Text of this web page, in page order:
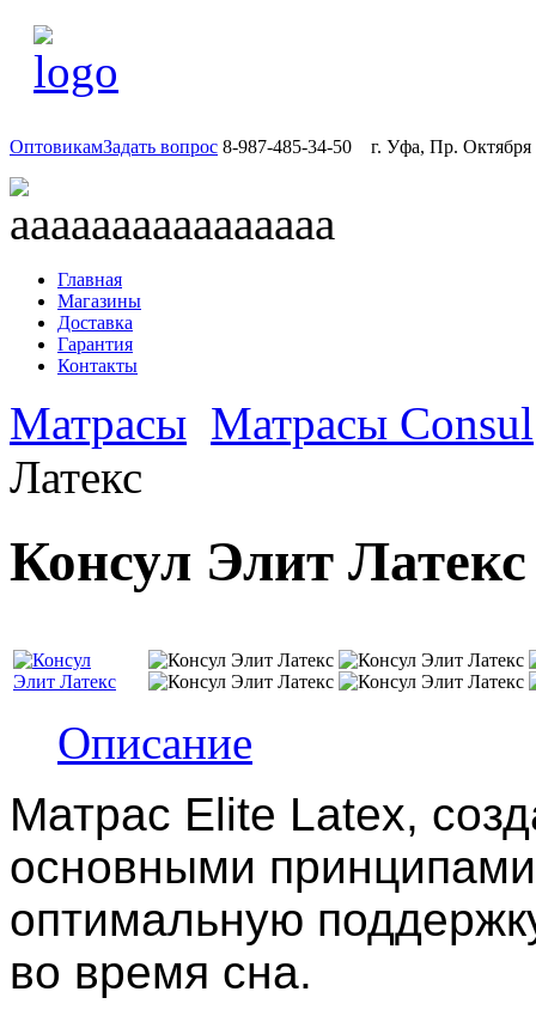
ОптовикамЗадать вопрос 8-987-485-34-50 г. Уфа, Пр. Октября
Главная
Магазины
Доставка
Гарантия
Контакты
Матрасы Матрасы Consul
Латекс
Консул Элит Латекс
Описание
Матрас Elite Latex,
основными
оптимальную
во время сна.